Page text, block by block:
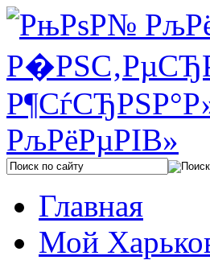
Главная
Мой